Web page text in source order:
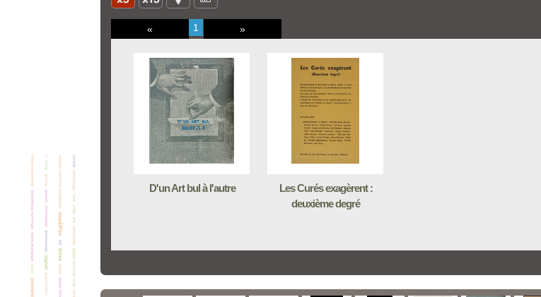
« 1 »
D'un Art bul à l'autre
Les Curés exagèrent :
deuxième degré